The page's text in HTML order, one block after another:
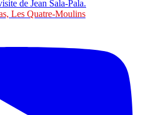
Les Quatre-Moulins